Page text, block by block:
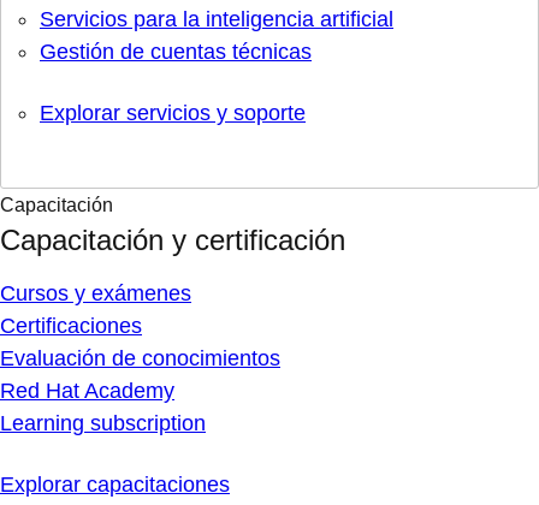
Servicios para la inteligencia artificial
Gestión de cuentas técnicas
Explorar servicios y soporte
Capacitación
Capacitación y certificación
Cursos y exámenes
Certificaciones
Evaluación de conocimientos
Red Hat Academy
Learning subscription
Explorar capacitaciones